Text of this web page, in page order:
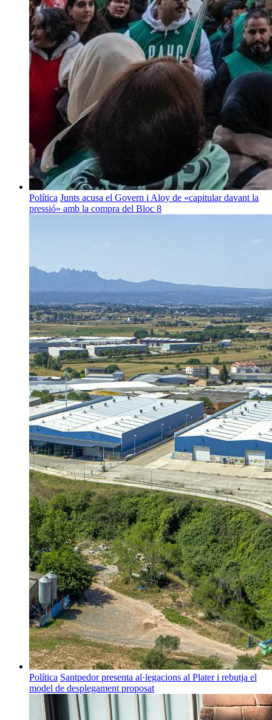
Política Junts acusa el Govern i Aloy de «capitular davant la
pressió» amb la compra del Bloc 8
Política Santpedor presenta al·legacions al Plater i rebutja el
model de desplegament proposat